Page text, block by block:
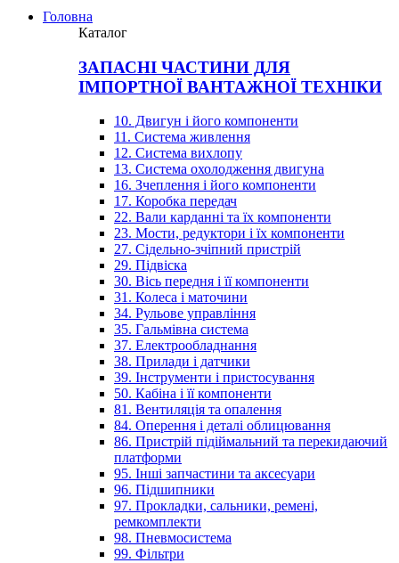
Головна
Каталог
ЗАПАСНІ ЧАСТИНИ ДЛЯ
ІМПОРТНОЇ ВАНТАЖНОЇ ТЕХНІКИ
10. Двигун і його компоненти
11. Система живлення
12. Система вихлопу
13. Система охолодження двигуна
16. Зчеплення і його компоненти
17. Коробка передач
22. Вали карданні та їх компоненти
23. Мости, редуктори і їх компоненти
27. Сідельно-зчіпний пристрій
29. Підвіска
30. Вісь передня і її компоненти
31. Колеса і маточини
34. Рульове управління
35. Гальмівна система
37. Електрообладнання
38. Прилади і датчики
39. Інструменти і пристосування
50. Кабіна і її компоненти
81. Вентиляція та опалення
84. Оперення і деталі облицювання
86. Пристрій підіймальний та перекидаючий
платформи
95. Інші запчастини та аксесуари
96. Підшипники
97. Прокладки, сальники, ремені,
ремкомплекти
98. Пневмосистема
99. Фільтри